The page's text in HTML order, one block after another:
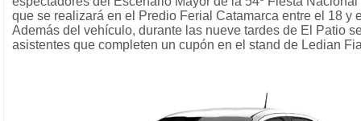
que se realizará en el Predio Ferial Catamarca entre el 18 y
Además del vehículo, durante las nueve tardes de El Patio
asistentes que completen un cupón en el stand de Ledian